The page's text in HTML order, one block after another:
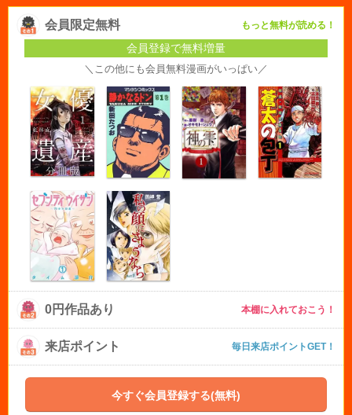
会員限定無料 もっと無料が読める！
会員登録で無料増量
＼この他にも会員無料漫画がいっぱい／
0円作品あり 本棚に入れておこう！
来店ポイント 毎日来店ポイントGET！
今すぐ会員登録する(無料)